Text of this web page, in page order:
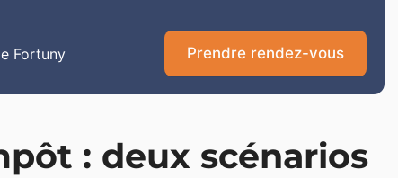
Fortuny Prendre rendez-vous
: deux scénarios